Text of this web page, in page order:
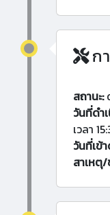
ก
สถานะ:
วันที่ดำ
เวลา
วันที่เข้
สาเหตุ/